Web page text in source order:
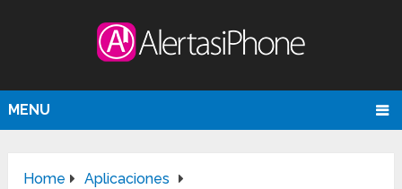
MENU
Home
Aplicaciones